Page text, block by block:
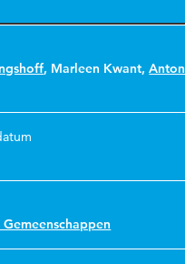
, Marleen Kwant,Anton